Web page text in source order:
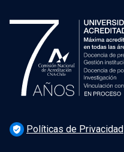
verified_user Políticas de Privacidad